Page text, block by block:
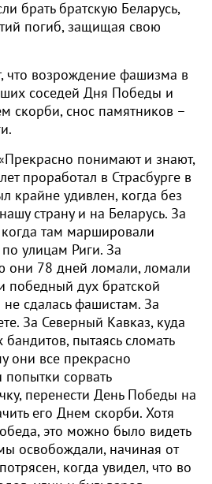
брать братскую Беларусь,
погиб, защищая свою
что возрождение фашизма в
соседей Дня Победы и
скорби, снос памятников –
понимают и знают,
проработал в Страсбурге в
крайне удивлен, когда без
страну и на Беларусь. За
там маршировали
улицам Риги. За
они 78 дней ломали, ломали
победный дух братской
сдалась фашистам. За
За Северный Кавказ, куда
пытаясь сломать
они все прекрасно
сорвать
перенести День Победы на
его Днем скорби. Хотя
это можно было видеть
освобождали, начиная от
когда увидел, что во